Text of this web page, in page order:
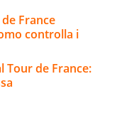
France
controlla i
Tour de France: